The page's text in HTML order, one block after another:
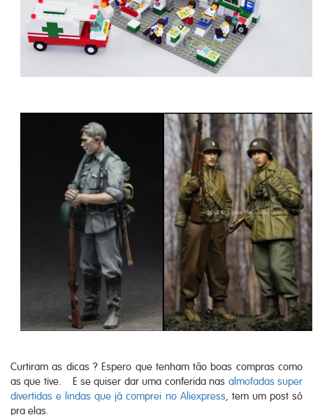
Curtiram as dicas ? Espero que tenham tão boas compras como
as que tive. E se quiser dar uma conferida nas almofadas super
divertidas e lindas que já comprei no Aliexpress, tem um post só
pra elas.